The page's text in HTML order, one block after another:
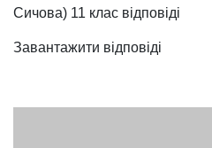
Сичова) 11 клас відповіді
Завантажити відповіді